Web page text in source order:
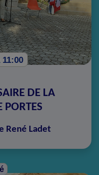
11:00
DE LA
PORTES
René Ladet